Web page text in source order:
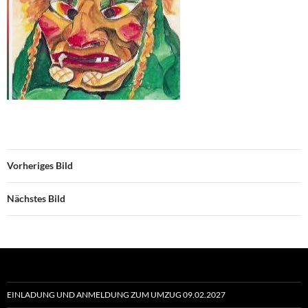
Vorheriges Bild
Nächstes Bild
EINLADUNG UND ANMELDUNG ZUM UMZUG 09.02.2027